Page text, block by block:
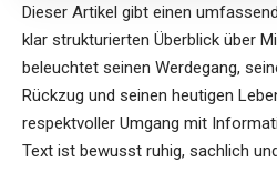
Dieser Artikel gibt einen
klar strukturierten Überblick über
beleuchtet seinen Werdegang,
Rückzug und seinen heutigen
respektvoller Umgang mit
Text ist bewusst ruhig, sachlich